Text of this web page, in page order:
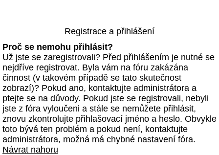
Registrace a přihlášení
Proč se nemohu přihlásit?
Už jste se zaregistrovali? Před přihlášením je nutné se
nejdříve registrovat. Byla vám na fóru zakázána
činnost (v takovém případě se tato skutečnost
zobrazí)? Pokud ano, kontaktujte administrátora a
ptejte se na důvody. Pokud jste se registrovali, nebyli
jste z fóra vyloučeni a stále se nemůžete přihlásit,
znovu zkontrolujte přihlašovací jméno a heslo. Obvykle
toto bývá ten problém a pokud není, kontaktujte
administrátora, možná má chybné nastavení fóra.
Návrat nahoru